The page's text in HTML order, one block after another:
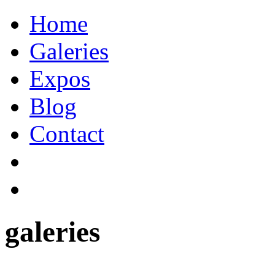
Home
Galeries
Expos
Blog
Contact
galeries